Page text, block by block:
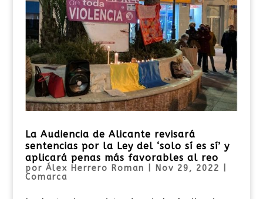
La Audiencia de Alicante revisará
sentencias por la Ley del ‘solo sí es sí’ y
aplicará penas más favorables al reo
por Álex Herrero Roman Nov 29, 2022
Comarca